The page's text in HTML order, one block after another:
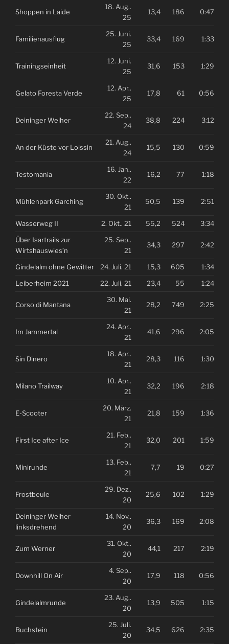
Shoppen in Laide
18. Aug..
25
13,4 186 0:47
Familienausflug
25. Juni.
25
33,4 169 1:33
Trainingseinheit
12. Juni.
25
31,6 153 1:29
Gelato Foresta Verde
12. Apr..
25
17,8 61 0:56
Deininger Weiher
22. Sep..
24
38,8 224 3:12
An der Küste vor Loissin
21. Aug..
24
15,5 130 0:59
Testomania
16. Jan..
22
16,2 77 1:18
Mühlenpark Garching
30. Okt..
21
50,5 139 2:51
Wasserweg II 2. Okt.. 21 55,2 524
3:34
Über Isartrails zur
Wirtshauswies’n
25. Sep..
21
34,3 297 2:42
Gindelalm ohne Gewitter 24. Juli. 21 15,3 605
1:34
Leiberheim 2021
22. Juli. 21 23,4 55 1:24
Corso di Mantana
30. Mai.
21
28,2 749 2:25
Im Jammertal
24. Apr..
21
41,6 296 2:05
Sin Dinero
18. Apr..
21
28,3 116 1:30
Milano Trailway
10. Apr..
21
32,2 196 2:18
E-Scooter
20. März.
21
21,8 159 1:36
First Ice after Ice
21. Feb..
21
32,0 201 1:59
Minirunde
13. Feb..
21
7,7 19 0:27
Frostbeule
29. Dez..
20
25,6 102 1:29
Deininger Weiher
linksdrehend
14. Nov..
20
36,3 169 2:08
Zum Werner
31. Okt..
20
44,1 217 2:19
Downhill On Air
4. Sep..
20
17,9 118 0:56
Gindelalmrunde
23. Aug..
20
13,9 505 1:15
Buchstein
25. Juli.
20
34,5 626 2:35